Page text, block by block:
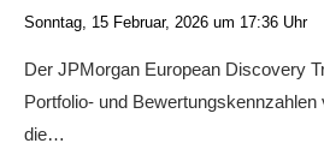
Sonntag, 15 Februar, 2026 um 17:36 Uhr
Der JPMorgan European Discovery
Portfolio- und
die…